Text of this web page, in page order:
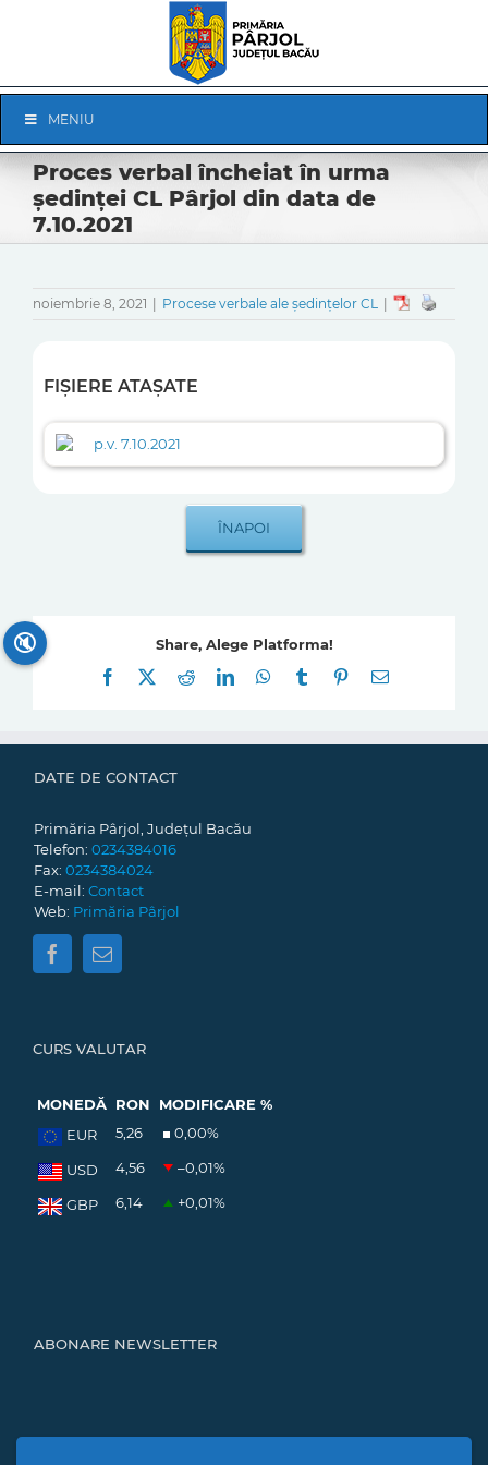
Navigation
MENIU
Proces verbal încheiat în urma
ședinței CL Pârjol din data de
7.10.2021
noiembrie 8, 2021 Procese verbale ale ședințelor CL
FIȘIERE ATAȘATE
p.v. 7.10.2021
Share, Alege Platforma!
Facebook
RedditLinkedInWhatsApp
Tumblr Pinterest
E-
DATE DE CONTACT
Primăria Pârjol, Județul Bacău
Telefon: 0234384016
Fax: 0234384024
E-mail: Contact
Web: Primăria Pârjol
CURS VALUTAR
MONEDĂ RON
MODIFICARE %
EUR
5,26 0,00%
USD 4,56 –0,01%
GBP 6,14 +0,01%
ABONARE NEWSLETTER
🔇